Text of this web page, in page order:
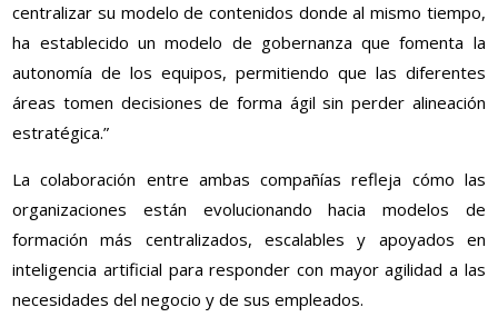
centralizar su modelo de contenidos donde al mismo tiempo,
ha establecido un modelo de gobernanza que fomenta la
autonomía de los equipos, permitiendo que las diferentes
áreas tomen decisiones de forma ágil sin perder alineación
estratégica.”
La colaboración entre ambas compañías refleja cómo las
organizaciones están evolucionando hacia modelos de
formación más centralizados, escalables y apoyados en
inteligencia artificial para responder con mayor agilidad a las
necesidades del negocio y de sus empleados.